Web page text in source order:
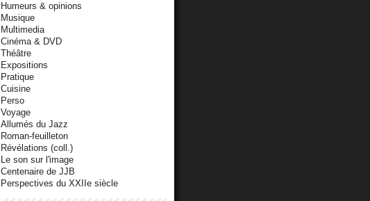
Humeurs & opinions
Musique
Multimedia
Cinéma & DVD
Théâtre
Expositions
Pratique
Cuisine
Perso
Voyage
Allumés du Jazz
Roman-feuilleton
Révélations (coll.)
Le son sur l'image
Centenaire de JJB
Perspectives du XXIIe siècle